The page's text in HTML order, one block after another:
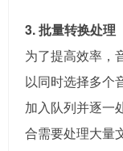
3. 批量转换处理
为了提高效率，
以同时选择多个
加入队列并逐一
合需要处理大量